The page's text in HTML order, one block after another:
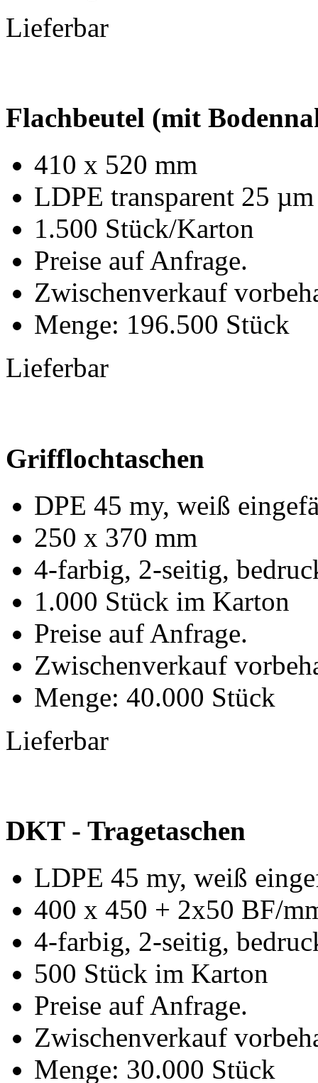
Lieferbar
Flachbeutel (mit
410 x 520 mm
LDPE transparent 25 µm
1.500 Stück/Karton
Preise auf Anfrage.
Zwischenverkauf
Menge: 196.500 Stück
Lieferbar
Grifflochtaschen
DPE 45 my, weiß
250 x 370 mm
4-farbig, 2-seitig,
1.000 Stück im Karton
Preise auf Anfrage.
Zwischenverkauf
Menge: 40.000 Stück
Lieferbar
DKT - Tragetaschen
LDPE 45 my, weiß
400 x 450 + 2x50 BF/
4-farbig, 2-seitig,
500 Stück im Karton
Preise auf Anfrage.
Zwischenverkauf
Menge: 30.000 Stück